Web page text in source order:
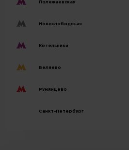
Полежаевская
Новослободская
Котельники
Беляево
Румянцево
Санкт-Петербург